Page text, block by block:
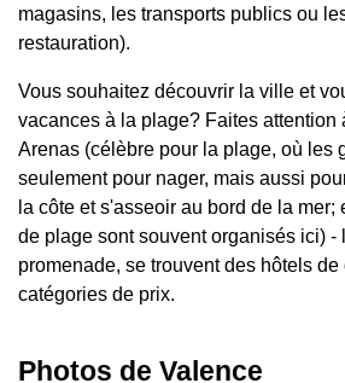
magasins, les transports publics ou
restauration).
Vous souhaitez découvrir la ville et
vacances à la plage? Faites attention
Arenas (célèbre pour la plage, où les
seulement pour nager, mais aussi
la côte et s'asseoir au bord de la mer;
de plage sont souvent organisés ici) -
promenade, se trouvent des hôtels de
catégories de prix.
Photos de Valence